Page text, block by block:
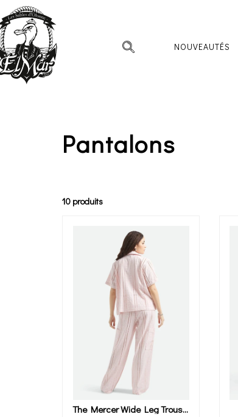
NOUVEAUTÉS
Pantalons
10 produits
The Mercer Wide Leg Trouser Pant